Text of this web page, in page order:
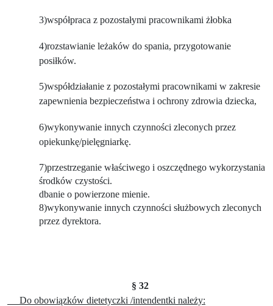
3)współpraca z pozostałymi pracownikami żłobka
4)rozstawianie leżaków do spania, przygotowanie
posiłków.
5)współdziałanie z pozostałymi pracownikami w zakresie
zapewnienia bezpieczeństwa i ochrony zdrowia dziecka,
6)wykonywanie innych czynności zleconych przez
opiekunkę/pielęgniarkę.
7)przestrzeganie właściwego i oszczędnego wykorzystania
środków czystości.
dbanie o powierzone mienie.
8)wykonywanie innych czynności służbowych zleconych
przez dyrektora.
§ 32
Do obowiązków dietetyczki /intendentki należy: